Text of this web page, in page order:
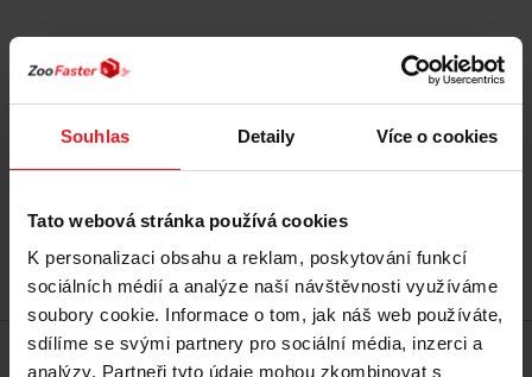
Souhlas Detaily Více o cookies
Tato webová stránka používá cookies
K personalizaci obsahu a reklam, poskytování funkcí
sociálních médií a analýze naší návštěvnosti využíváme
soubory cookie. Informace o tom, jak náš web používáte,
sdílíme se svými partnery pro sociální média, inzerci a
analýzy. Partneři tyto údaje mohou zkombinovat s
ROYAL CANIN Dog Renal Loaf VHN - vlhké krmivo
pro psy - 200g
45 Kč
Přidat do košíku